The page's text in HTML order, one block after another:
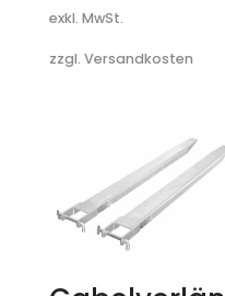
exkl. MwSt.
zzgl. Versandkosten